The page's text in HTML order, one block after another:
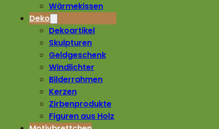
Wärmekissen
Deko
Dekoartikel
Skulpturen
Geldgeschenk
Windlichter
Bilderrahmen
Kerzen
Zirbenprodukte
Figuren aus Holz